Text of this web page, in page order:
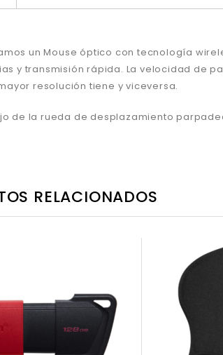
un Mouse óptico con tecnología
y transmisión rápida. La velocidad de
resolución tiene y viceversa.
de la rueda de desplazamiento
RELACIONADOS